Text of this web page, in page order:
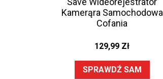
Kamerąra Samochodowa
Cofania
129,99 Zł
SPRAWDŹ SAM